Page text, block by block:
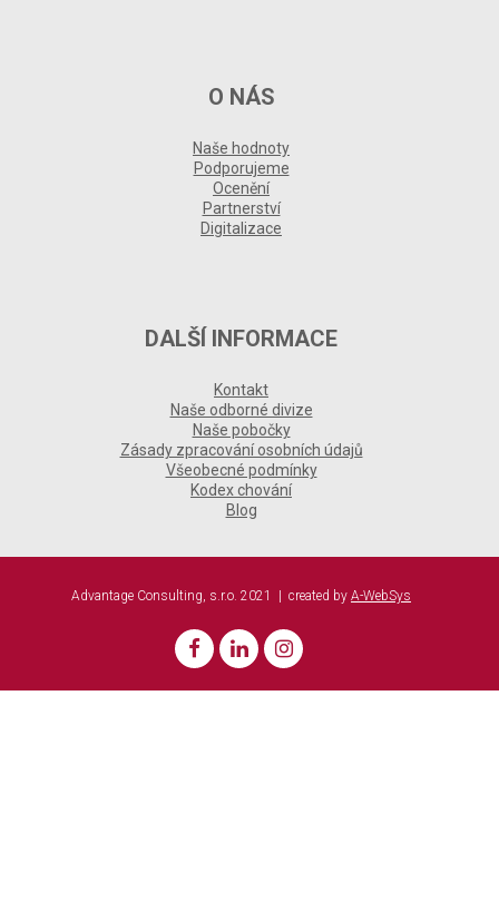
O NÁS
Naše hodnoty
Podporujeme
Ocenění
Partnerství
Digitalizace
DALŠÍ INFORMACE
Kontakt
Naše odborné divize
Naše pobočky
Zásady zpracování osobních údajů
Všeobecné podmínky
Kodex chování
Blog
Advantage Consulting, s.r.o. 2021 | created by A-WebSys